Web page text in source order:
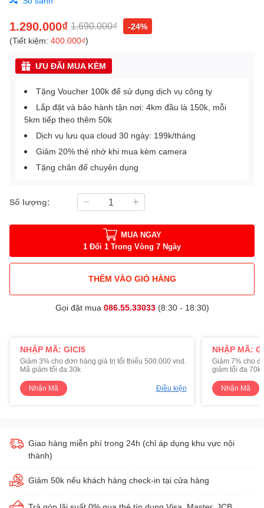
1.290.000₫ 1.690.000₫
-24%
(Tiết kiệm: 400.000₫)
ƯU ĐÃI MUA KÈM
Tặng Voucher 100k để sử dụng dịch vụ công ty
Lắp đặt và bảo hành tận nơi: 4km đầu là 150k, mỗi
5km tiếp theo thêm 50k
Dịch vụ lưu qua cloud 30 ngày: 199k/tháng
Giảm 20% thẻ nhớ khi mua kèm camera
Tặng chân đế chuyên dụng
Số lượng:
MUA NGAY
1 Đổi 1 Trong Vòng 7 Ngày
THÊM VÀO GIỎ HÀNG
Gọi đặt mua 086.55.33033(8:30 - 18:30)
NHẬP MÃ: GICI5
Giảm 3% cho đơn hàng giá trị tối thiểu 500.000 vnd.
Mã giảm tối đa 30k
Nhận Mã Điều kiện
NHẬP MÃ:
Giảm 7% cho
giảm tối đa 70k
Nhận Mã
Giao hàng miễn phí trong 24h (chỉ áp dụng khu vực nội
thành)
Giảm 50k nếu khách hàng check-in tại cửa hàng